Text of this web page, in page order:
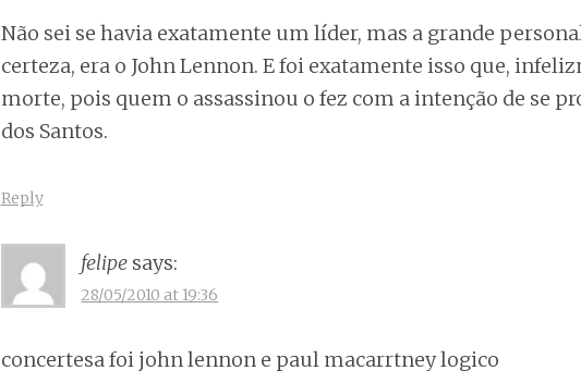
Não sei se havia exatamente um líder, mas a grande
certeza, era o John Lennon. E foi exatamente isso que,
morte, pois quem o assassinou o fez com a intenção de se
dos Santos.
Reply
felipe says:
28/05/2010 at 19:36
concertesa foi john lennon e paul macarrtney logico